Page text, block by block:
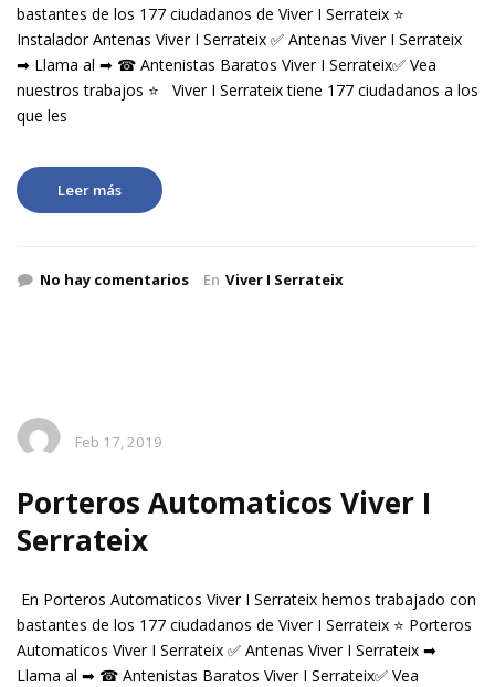
bastantes de los 177 ciudadanos de Viver I Serrateix ⭐
Instalador Antenas Viver I Serrateix ✅ Antenas Viver I Serrateix
➡ Llama al ➡ ☎ Antenistas Baratos Viver I Serrateix✅ Vea
nuestros trabajos ⭐ Viver I Serrateix tiene 177 ciudadanos a los
que les
Leer más
No hay comentarios En Viver I Serrateix
Feb 17, 2019
Porteros Automaticos Viver I
Serrateix
En Porteros Automaticos Viver I Serrateix hemos trabajado con
bastantes de los 177 ciudadanos de Viver I Serrateix ⭐ Porteros
Automaticos Viver I Serrateix ✅ Antenas Viver I Serrateix ➡
Llama al ➡ ☎ Antenistas Baratos Viver I Serrateix✅ Vea